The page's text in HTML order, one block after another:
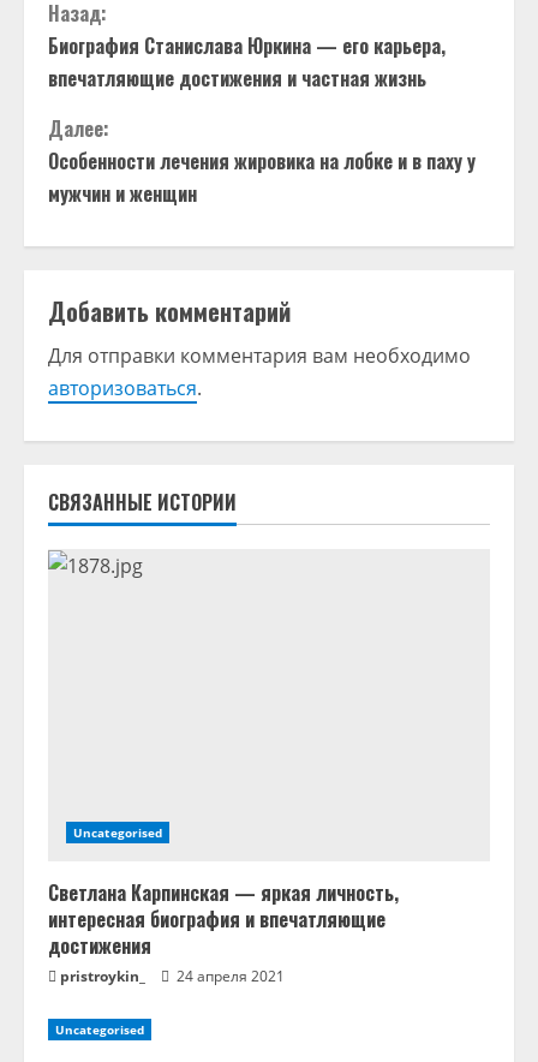
П
р
о
д
о
ж
и
ч
т
Назад:
Биография Станислава Юркина — его карьера,
впечатляющие достижения и частная жизнь
Далее:
Особенности лечения жировика на лобке и в паху у
мужчин и женщин
Добавить комментарий
Для отправки комментария вам необходимо
авторизоваться.
СВЯЗАННЫЕ ИСТОРИИ
Uncategorised
Светлана Карпинская — яркая личность,
интересная биография и впечатляющие
достижения
pristroykin_ 24 апреля 2021
Uncategorised